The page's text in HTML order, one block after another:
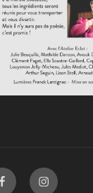
FacebookInstagram